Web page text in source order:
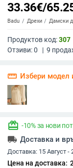
33.36€/
Badu Дрехи Дамски
Продуктов код:307
Отзиви:0 | 9
straighten Избери модел
redeem -10% за нови
local_shipping Доставка и
Доставка: 15 Август -
Цена на доставка: